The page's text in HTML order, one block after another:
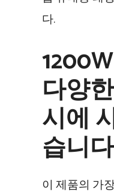
다.
다양
시에
습니다
이 제품의 가